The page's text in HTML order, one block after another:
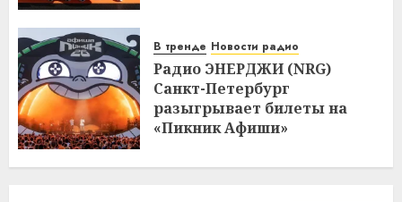
В тренде Новости радио
Радио ЭНЕРДЖИ (NRG)
Санкт-Петербург
разыгрывает билеты на
«Пикник Афиши»